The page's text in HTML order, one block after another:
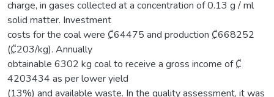
charge, in gases collected at a concentration of 0.13 g / ml
solid matter. Investment
costs for the coal were ₡64475 and production ₡668252
(₡203/kg). Annually
obtainable 6302 kg coal to receive a gross income of ₡
4203434 as per lower yield
(13%) and available waste. In the quality assessment, it was